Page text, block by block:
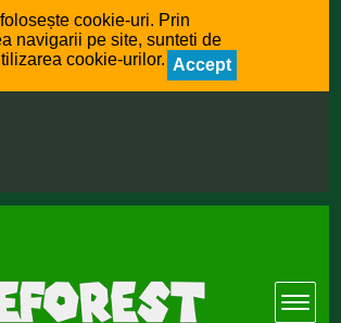
cookie-uri. Prin
navigarii pe site, sunteti de
cookie-urilor. Accept